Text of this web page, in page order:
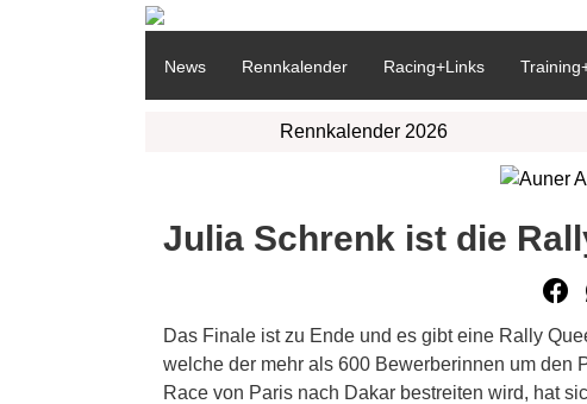
News Rennkalender Racing+Links
Rennkalender 2026
Julia Schrenk ist die
Das Finale ist zu Ende und es gibt eine Rally
welche der mehr als 600 Bewerberinnen um den
Race von Paris nach Dakar bestreiten wird, hat